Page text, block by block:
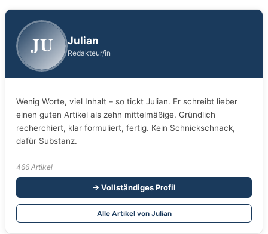
JU Julian
Redakteur/in
Wenig Worte, viel Inhalt – so tickt Julian. Er schreibt lieber
einen guten Artikel als zehn mittelmäßige. Gründlich
recherchiert, klar formuliert, fertig. Kein Schnickschnack,
dafür Substanz.
466 Artikel
→ Vollständiges Profil
Alle Artikel von Julian